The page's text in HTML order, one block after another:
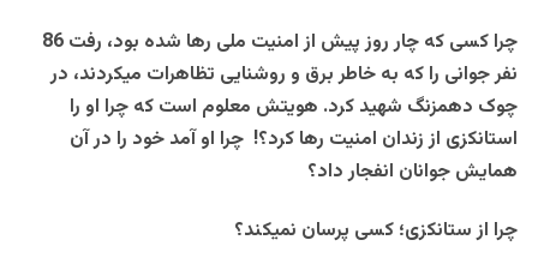
چرا کسی که چار روز پیش از امنیت ملی رها شده بود، رفت 86
نفر جوانی را که به خاطر برق و روشنایی تظاهرات میکردند، در
چوک دهمزنگ شهید کرد. هویتش معلوم است که چرا او را
استانکزی از زندان امنیت رها کرد؟! چرا او آمد خود را در آن
همایش جوانان انفجار داد؟
چرا از ستانکزی؛ کسی پرسان نمیکند؟